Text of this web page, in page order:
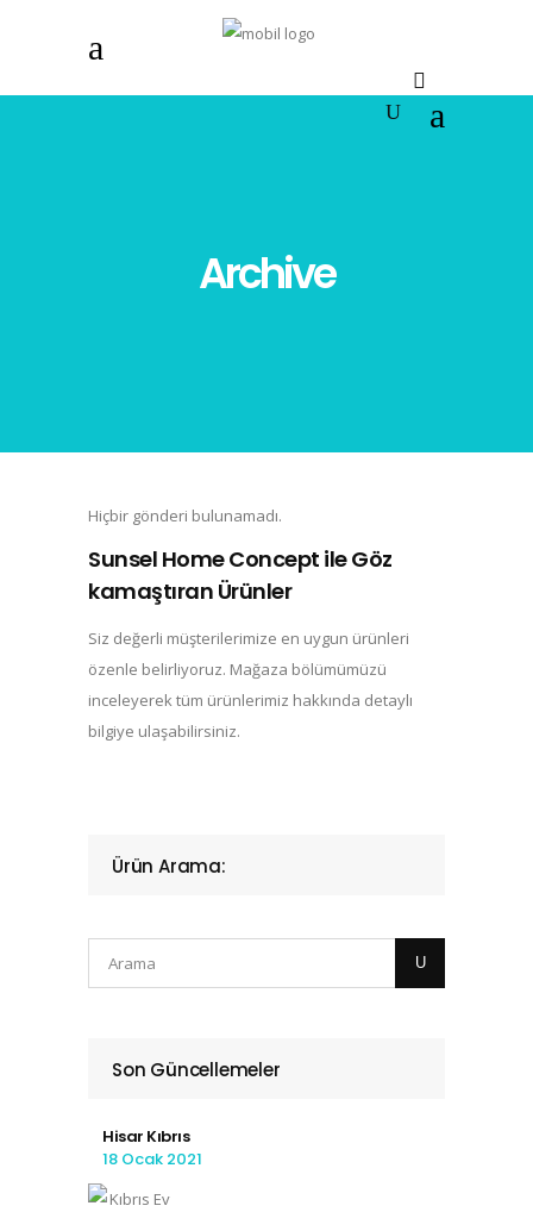
Archive
Hiçbir gönderi bulunamadı.
Sunsel Home Concept ile Göz
kamaştıran Ürünler
Siz değerli müşterilerimize en uygun ürünleri
özenle belirliyoruz. Mağaza bölümümüzü
inceleyerek tüm ürünlerimiz hakkında detaylı
bilgiye ulaşabilirsiniz.
Ürün Arama:
Son Güncellemeler
Hisar Kıbrıs
18 Ocak 2021